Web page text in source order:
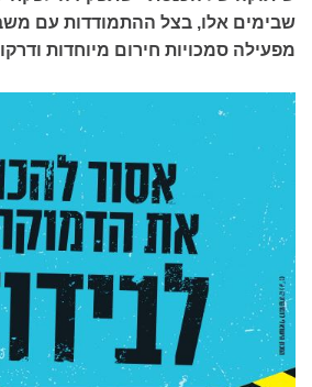
שבימים אלו, בצל ההתמודדות עם
מפעילה סמכויות חירום מיוחדות